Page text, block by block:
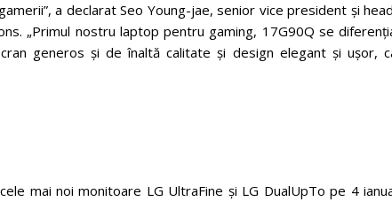
a declarat Seo Young-jae, senior vice president și
„Primul nostru laptop pentru gaming, 17G90Q se
generos și de înaltă calitate și design elegant și ușor,
mai noi monitoare LG UltraFine și LG DualUpTo pe 4